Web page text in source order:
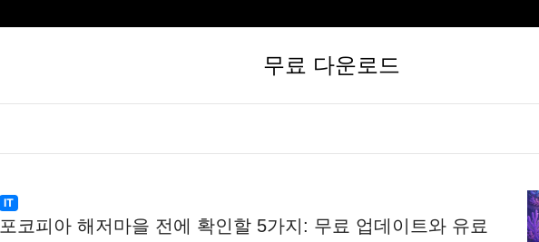
무료 다운로드
IT
포코피아 해저마을 전에 확인할 5가지: 무료 업데이트와 유료